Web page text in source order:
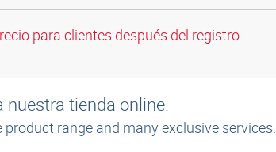
para clientes después del registro.
nuestra tienda online.
range and many exclusive services.